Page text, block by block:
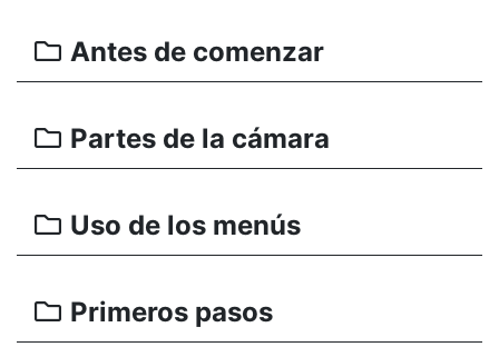
Antes de comenzar
Partes de la cámara
Uso de los menús
Primeros pasos